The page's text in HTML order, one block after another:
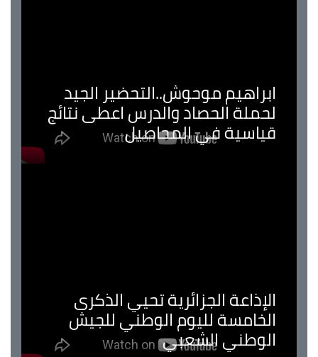
ابراهيم موحوش..التحضير الجيد
لحملة الحصاد والدرس اعطى نتائج
قياسية في المحاصيل
الإذاعة الجزائرية تحيي الذكرى
الخامسة لليوم الوطني للجيش
الوطني الشعبي